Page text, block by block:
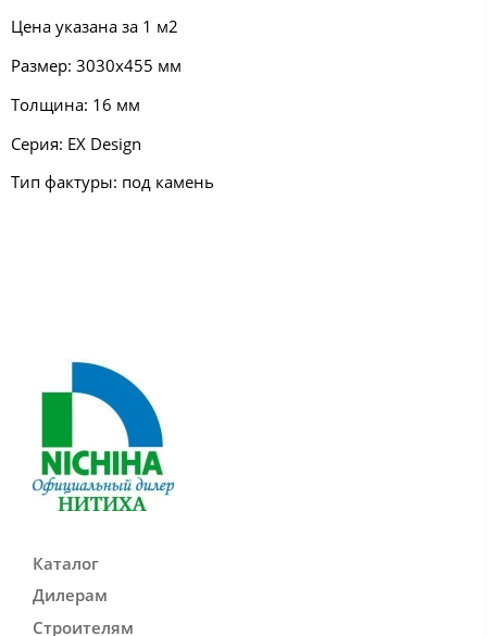
Цена указана за 1 м2
Размер: 3030х455 мм
Толщина: 16 мм
Серия: EX Design
Тип фактуры: под камень
Каталог
Дилерам
Строителям